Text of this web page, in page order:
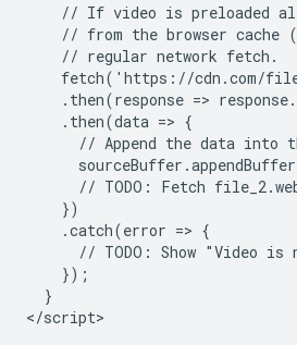
// If video is preloaded
// from the browser cache
    // regular network fetch.
fetch('https://cdn.com/
.then(response =>
    .then(data => {
// Append the data into
// TODO: Fetch
    })
    .catch(error => {
// TODO: Show "Video is
    });
  }